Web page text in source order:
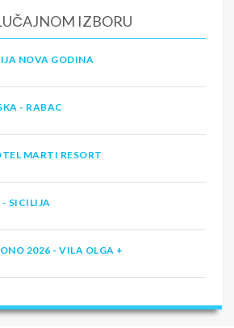
IZBORU
NOVA GODINA
- RABAC
MARTI RESORT
SICILIJA
2026 - VILA OLGA +